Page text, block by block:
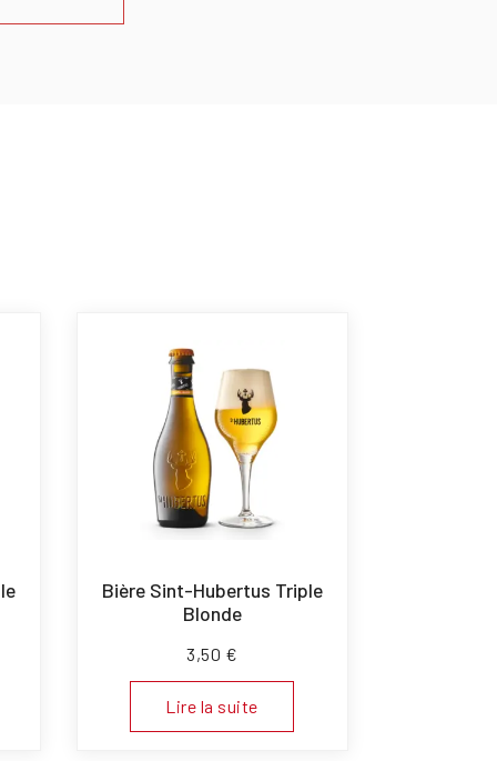
Bière Sint-Hubertus Triple
Blonde
3,50 €
Lire la suite